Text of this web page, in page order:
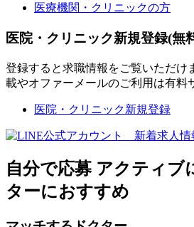
医療機関・クリニックの方
医院・クリニック新規登録(無
登録すると求職情報をご覧いただけ
載やオファーメールのご利用は有料
医院・クリニック新規登録
自分で応募 アクティブ
ターにおすすめ